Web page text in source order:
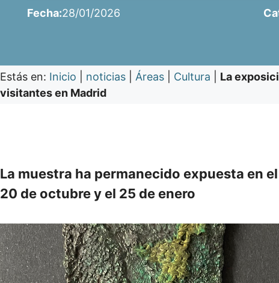
Fecha:28/01/2026
Estás en: Inicio noticias Áreas Cultura
La
visitantes en Madrid
La muestra ha permanecido expuesta en
20 de octubre y el 25 de enero